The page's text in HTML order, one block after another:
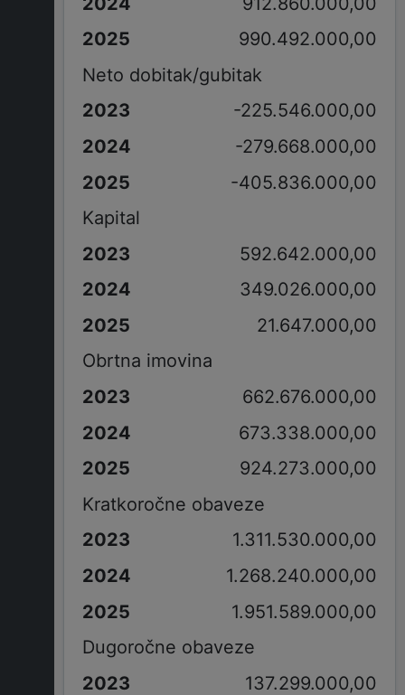
990.492.000,00
Neto dobitak/gubitak
-225.546.000,00
-279.668.000,00
-405.836.000,00
Kapital
592.642.000,00
349.026.000,00
21.647.000,00
Obrtna imovina
662.676.000,00
673.338.000,00
924.273.000,00
Kratkoročne obaveze
1.311.530.000,00
1.268.240.000,00
1.951.589.000,00
Dugoročne obaveze
137.299.000,00